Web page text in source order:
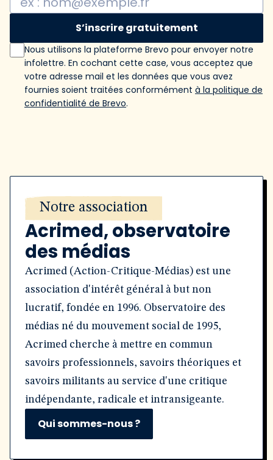
S’inscrire gratuitement
Nous utilisons la plateforme Brevo pour envoyer notre
infolettre. En cochant cette case, vous acceptez que
votre adresse mail et les données que vous avez
fournies soient traitées conformément à la politique de
confidentialité de Brevo.
Notre association
Acrimed, observatoire
des médias
Acrimed (Action-Critique-Médias) est une
association d'intérêt général à but non
lucratif, fondée en 1996. Observatoire des
médias né du mouvement social de 1995,
Acrimed cherche à mettre en commun
savoirs professionnels, savoirs théoriques et
savoirs militants au service d'une critique
indépendante, radicale et intransigeante.
Qui sommes-nous ?